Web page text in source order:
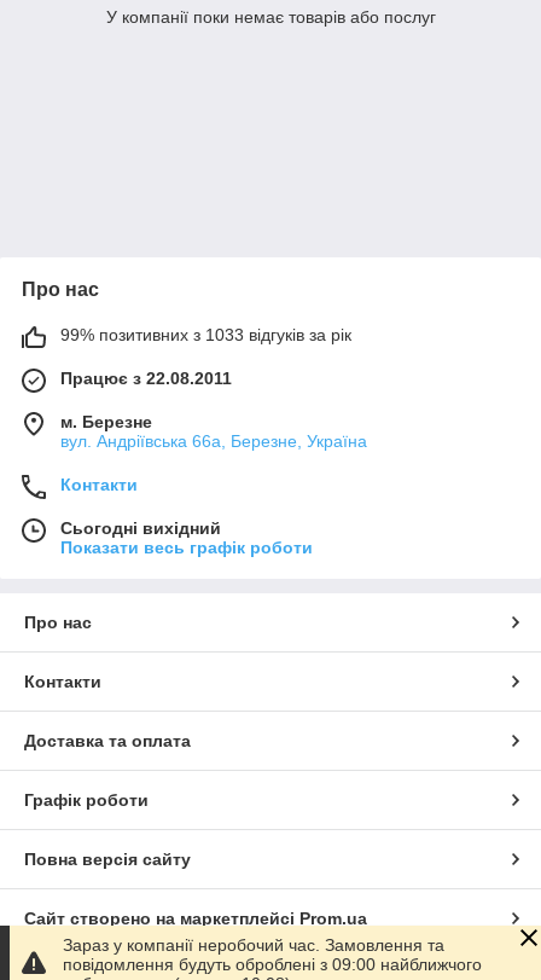
У компанії поки немає товарів або послуг
Про нас
99% позитивних з 1033 відгуків за рік
Працює з 22.08.2011
м. Березне
вул. Андріївська 66а, Березне, Україна
Контакти
Сьогодні вихідний
Показати весь графік роботи
Про нас
Контакти
Доставка та оплата
Графік роботи
Повна версія сайту
Сайт створено на маркетплейсі Prom.ua
Зараз у компанії неробочий час. Замовлення та
повідомлення будуть оброблені з 09:00 найближчого